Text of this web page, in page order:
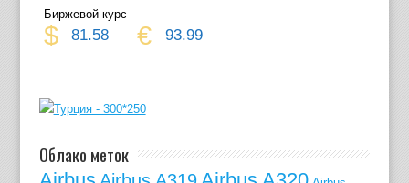
Биржевой курс
$ 81.58 € 93.99
Облако меток